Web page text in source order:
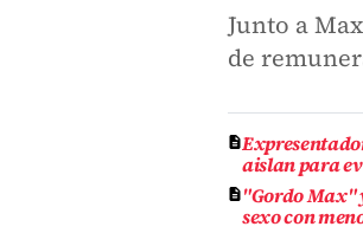
Junto a
de
aislan para
"Gordo Max"
sexo con